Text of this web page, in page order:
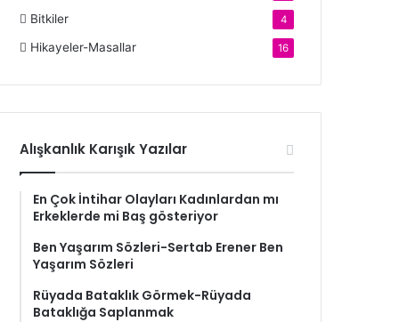
Bitkiler 4
Hikayeler-Masallar 16
Alışkanlık Karışık Yazılar
En Çok İntihar Olayları Kadınlardan mı
Erkeklerde mi Baş gösteriyor
Ben Yaşarım Sözleri-Sertab Erener Ben
Yaşarım Sözleri
Rüyada Bataklık Görmek-Rüyada
Bataklığa Saplanmak